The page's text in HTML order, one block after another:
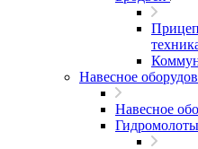
Навесное
Навесное
Гидромолоты